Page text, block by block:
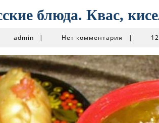
блюда. Квас,
adminadmin
| Нет комментария |